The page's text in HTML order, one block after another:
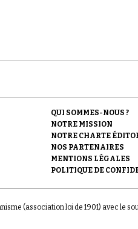
QUI SOMMES-NOUS ?
NOTRE MISSION
NOTRE CHARTE
NOS PARTENAIRES
MENTIONS LÉGALES
POLITIQUE DE
(association loi de 1901) avec le